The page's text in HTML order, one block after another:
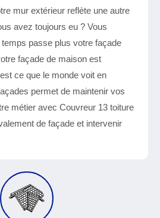
mur extérieur reflète une autre
avez toujours eu ? Vous
passe plus votre façade
façade de maison est
ce que le monde voit en
permet de maintenir vos
métier avec Couvreur 13 toiture
de façade et intervenir